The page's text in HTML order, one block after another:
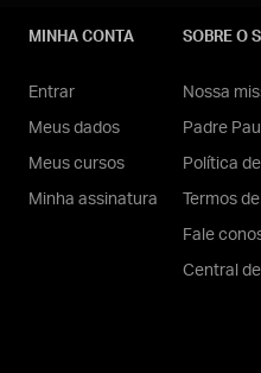
MINHA CONTA
Entrar
Meus dados
Meus cursos
Minha assinatura
SOBRE O
Nossa
Padre
Política
Termos
Fale
Central